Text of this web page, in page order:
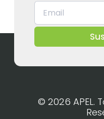
© 2026 APEL.